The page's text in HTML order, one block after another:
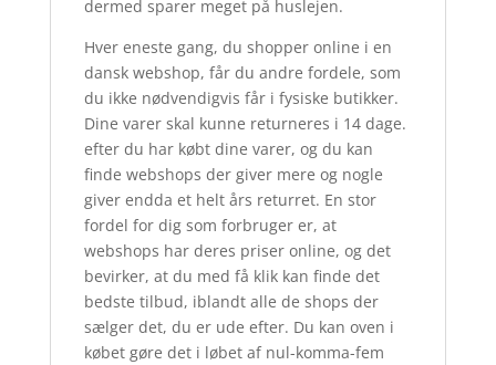
dermed sparer meget på huslejen.
Hver eneste gang, du shopper online i en
dansk webshop, får du andre fordele, som
du ikke nødvendigvis får i fysiske butikker.
Dine varer skal kunne returneres i 14 dage.
efter du har købt dine varer, og du kan
finde webshops der giver mere og nogle
giver endda et helt års returret. En stor
fordel for dig som forbruger er, at
webshops har deres priser online, og det
bevirker, at du med få klik kan finde det
bedste tilbud, iblandt alle de shops der
sælger det, du er ude efter. Du kan oven i
købet gøre det i løbet af nul-komma-fem